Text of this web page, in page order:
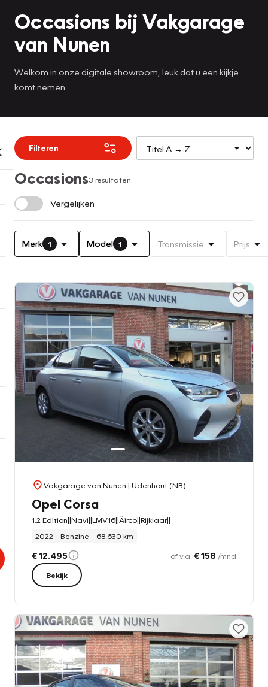
Occasions bij Vakgarage
van Nunen
Welkom in onze digitale showroom, leuk dat u een kijkje
komt nemen.
Filteren
Occasions3 resultaten
Vergelijken
Merk 1 Model 1 Transmissie Prijs
Vakgarage van Nunen | Udenhout (NB)
Opel Corsa
1.2 Edition||Navi||LMV16||Äirco||Rijklaar||
2022
Benzine 68.630 km
€ 12.495 of v.a. € 158 /mnd
Bekijk